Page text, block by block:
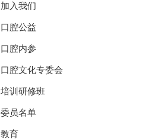
加入我们
口腔公益
口腔内参
口腔文化专委会
培训研修班
委员名单
教育